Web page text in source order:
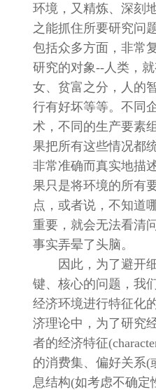
环境，又精炼、深刻
之能抓住所要研究问
包括众多方面，非常
研究的对象-- 人类，
女、贫富之分，人的
行有好坏等等。不同
术，不同的生产要素
果把所有这些情况都
非常准确而真实地描
果只是将环境的所有
点，或者说，不知道
重要，就会无法看清
事实弄晕了头脑。
因此，为了避开细
键、核心的问题，我
经济环境进行特征化
济理论中，为了研究
者的经济特征
的消费集、偏好关系(
息结构(如考虑不确定